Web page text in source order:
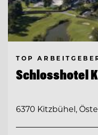
TOP
Schlosshotel
6370 Kitzbühel,